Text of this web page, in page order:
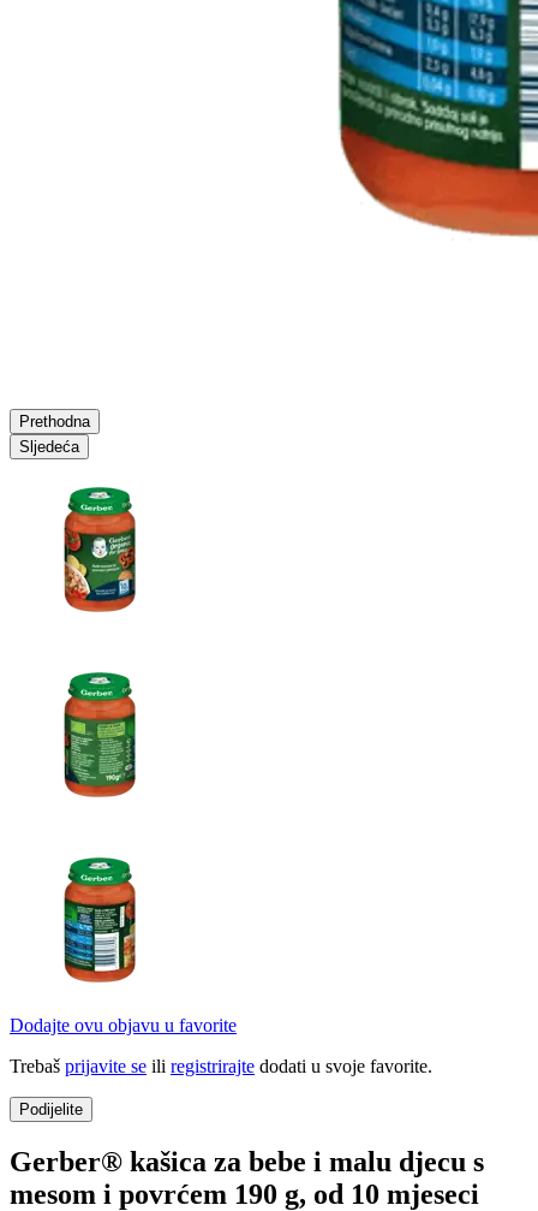
Prethodna
Sljedeća
Dodajte ovu objavu u favorite
Trebaš prijavite se ili registrirajte dodati u svoje favorite.
Podijelite
Gerber® kašica za bebe i malu djecu s
mesom i povrćem 190 g, od 10 mjeseci